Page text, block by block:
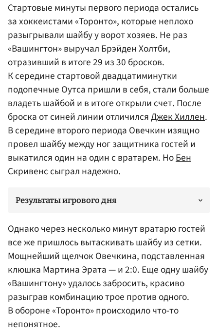
Стартовые минуты первого периода остались
за хоккеистами «Торонто», которые неплохо
разыгрывали шайбу у ворот хозяев. Не раз
«Вашингтон» выручал Брэйден Холтби,
отразивший в итоге 29 из 30 бросков.
К середине стартовой двадцатиминутки
подопечные Оутса пришли в себя, стали больше
владеть шайбой и в итоге открыли счет. После
броска от синей линии отличилсяДжек Хиллен.
В середине второго периода Овечкин изящно
провел шайбу между ног защитника гостей и
выкатился один на один с вратарем. НоБен
Скривенссыграл надежно.
Результаты игрового дня
Однако через несколько минут вратарю гостей
все же пришлось вытаскивать шайбу из сетки.
Мощнейший щелчок Овечкина, подставленная
клюшка Мартина Эрата— и 2:0. Еще одну шайбу
«Вашингтону» удалось забросить, красиво
разыграв комбинацию трое против одного.
В обороне «Торонто» происходило что-то
непонятное.